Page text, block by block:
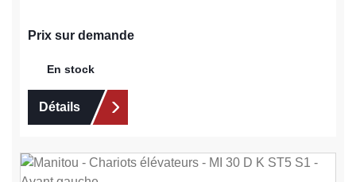
Prix sur demande
En stock
Détails